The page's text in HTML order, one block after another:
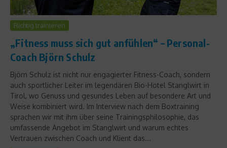
Richtig trainieren
„Fitness muss sich gut anfühlen“ – Personal-
Coach Björn Schulz
Björn Schulz ist nicht nur engagierter Fitness-Coach, sondern
auch sportlicher Leiter im legendären Bio-Hotel Stanglwirt in
Tirol, wo Genuss und gesundes Leben auf besondere Art und
Weise kombiniert wird. Im Interview nach dem Boxtraining
sprachen wir mit ihm über seine Trainingsphilosophie, das
umfassende Angebot im Stanglwirt und warum echtes
Vertrauen zwischen Coach und Klient das...